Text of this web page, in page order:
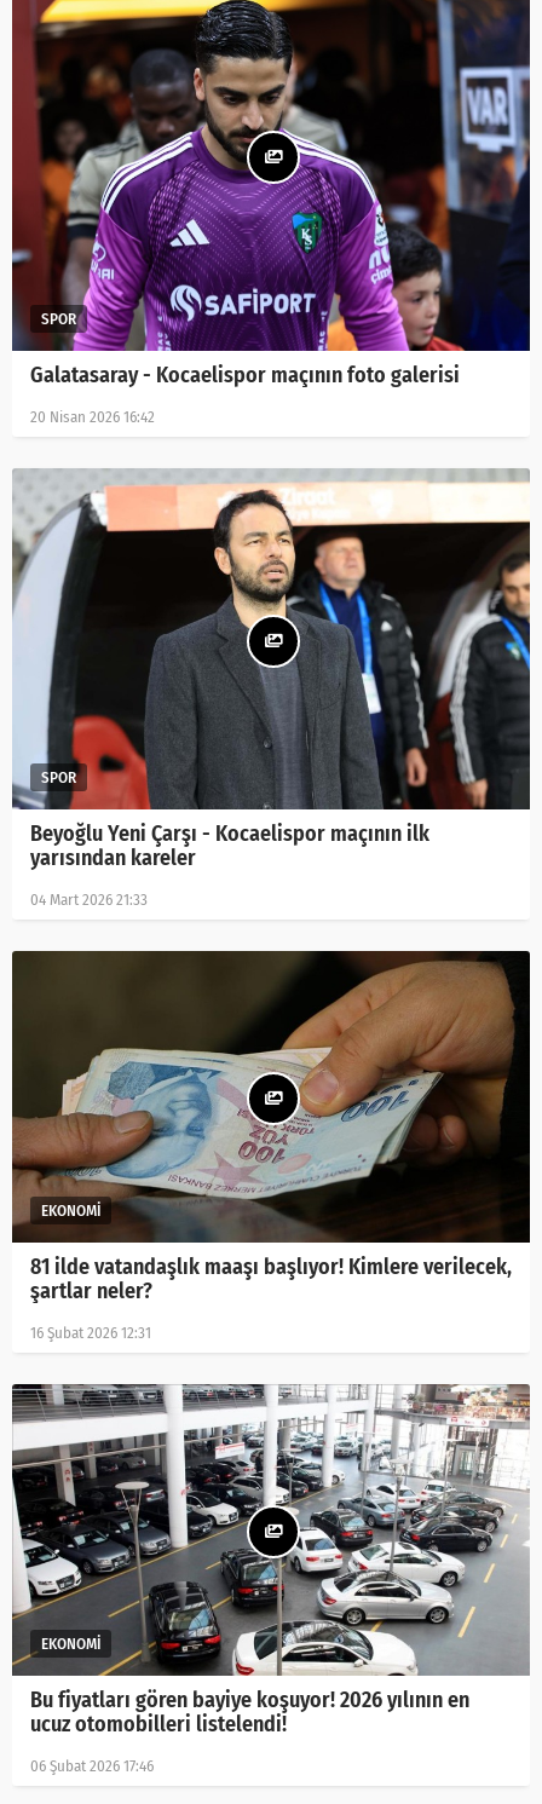
Galatasaray - Kocaelispor maçının foto galerisi
20 Nisan 2026 16:42
Beyoğlu Yeni Çarşı - Kocaelispor maçının ilk
yarısından kareler
04 Mart 2026 21:33
81 ilde vatandaşlık maaşı başlıyor! Kimlere verilecek,
şartlar neler?
16 Şubat 2026 12:31
Bu fiyatları gören bayiye koşuyor! 2026 yılının en
ucuz otomobilleri listelendi!
06 Şubat 2026 17:46